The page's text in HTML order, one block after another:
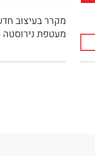
מקרר בעיצוב
מעטפת נירוסטה 304